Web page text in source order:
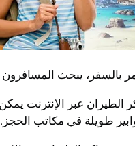
بالسفر، يبحث
الطيران عبر الإنترنت
طويلة في مكاتب الحجز.